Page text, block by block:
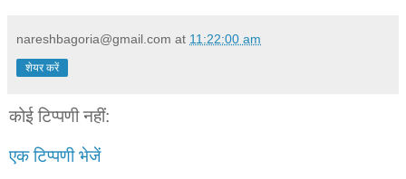
nareshbagoria@gmail.com at 11:22:00 am
शेयर करें
कोई टिप्पणी नहीं:
एक टिप्पणी भेजें